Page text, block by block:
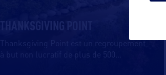
THANKSGIVING POINT
Thanksgiving Point est un regroupement
à but non lucratif de plus de 500